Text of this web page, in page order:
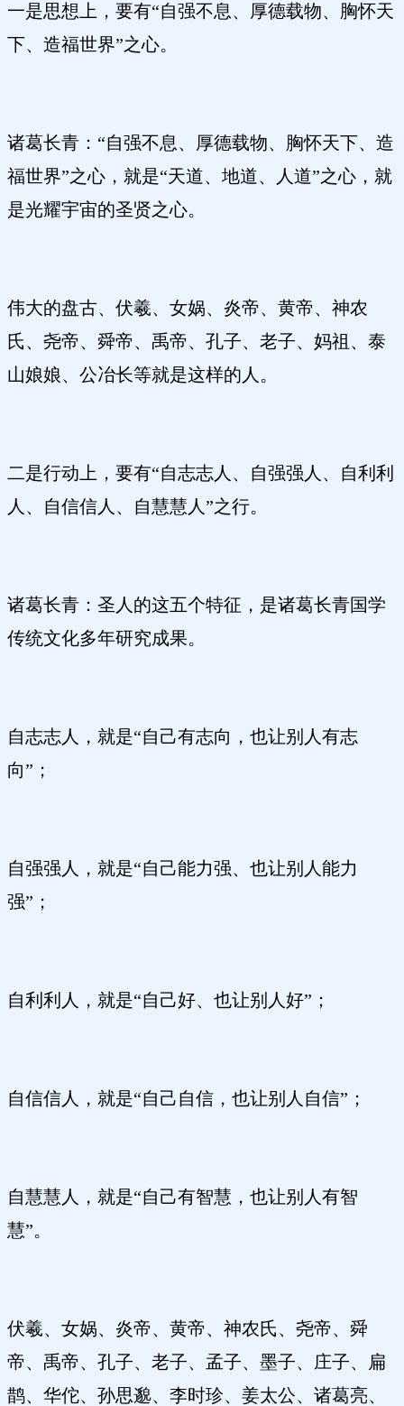
一是思想上，要有“自强不息、厚德载物、胸怀天
下、造福世界”之心。
诸葛长青：“自强不息、厚德载物、胸怀天下、造
福世界”之心，就是“天道、地道、人道”之心，就
是光耀宇宙的圣贤之心。
伟大的盘古、伏羲、女娲、炎帝、黄帝、神农
氏、尧帝、舜帝、禹帝、孔子、老子、妈祖、泰
山娘娘、公冶长等就是这样的人。
二是行动上，要有“自志志人、自强强人、自利利
人、自信信人、自慧慧人”之行。
诸葛长青：圣人的这五个特征，是诸葛长青国学
传统文化多年研究成果。
自志志人，就是“自己有志向，也让别人有志
向”；
自强强人，就是“自己能力强、也让别人能力
强”；
自利利人，就是“自己好、也让别人好”；
自信信人，就是“自己自信，也让别人自信”；
自慧慧人，就是“自己有智慧，也让别人有智
慧”。
伏羲、女娲、炎帝、黄帝、神农氏、尧帝、舜
帝、禹帝、孔子、老子、孟子、墨子、庄子、扁
鹊、华佗、孙思邈、李时珍、姜太公、诸葛亮、